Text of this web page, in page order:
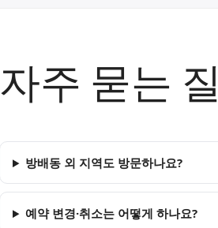
자주 묻는
방배동 외 지역도 방문하나요?
예약 변경·취소는 어떻게 하나요?